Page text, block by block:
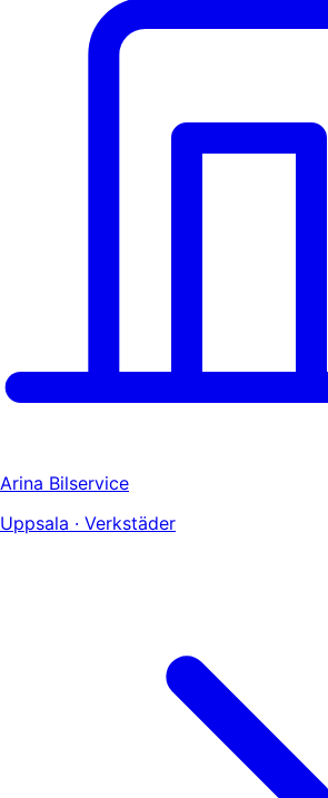
Arina Bilservice
Uppsala · Verkstäder